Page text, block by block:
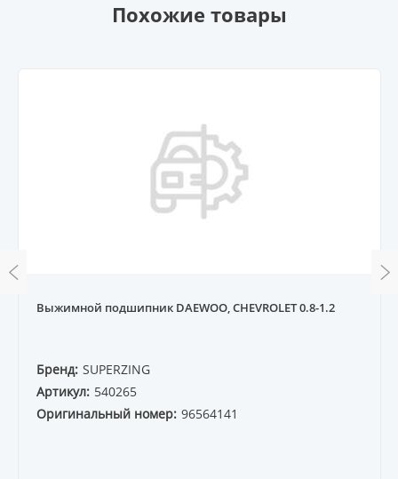
Похожие товары
Выжимной подшипник DAEWOO, CHEVROLET 0.8-1.2
Бренд: SUPERZING
Артикул: 540265
Оригинальный номер: 96564141